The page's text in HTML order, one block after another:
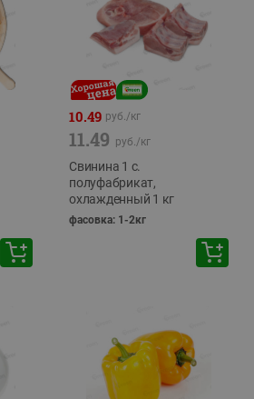
10.49 руб./кг
11.49 руб./кг
Свинина 1 с.
полуфабрикат,
охлажденный 1 кг
фасовка: 1-2кг